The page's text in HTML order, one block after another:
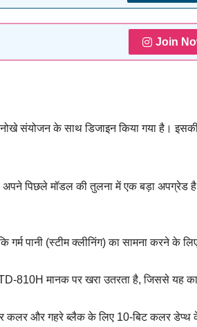
Join
संयोजन के साथ डिजाइन किया गया है।
पिछले मॉडल की तुलना में एक बड़ा अपग्रेड
पानी (स्टीम क्लीनिंग) का सामना करने के
810H मानक पर खरा उतरता है, जिससे यह
कलर और गहरे ब्लैक के लिए 10-बिट कलर डेप्थ